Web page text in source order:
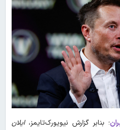
؛ بنابر گزارش نیویورک‌تایمز،ایلان